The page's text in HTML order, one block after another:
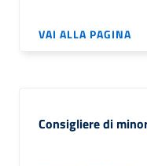
VAI ALLA PAGINA
Consigliere di